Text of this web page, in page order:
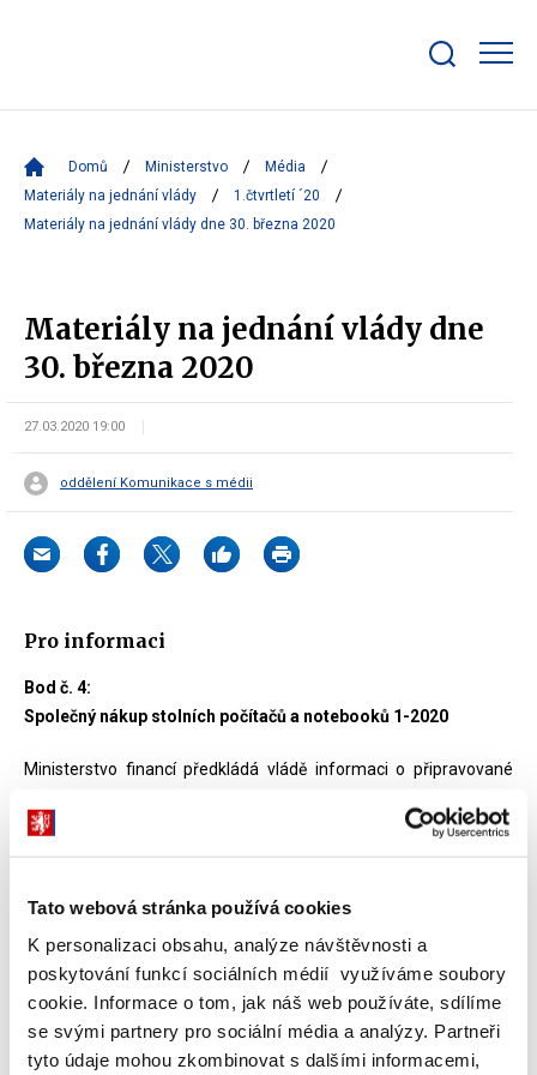
Tato webová stránka používá cookies
K personalizaci obsahu, analýze návštěvnosti a
poskytování funkcí sociálních médií využíváme soubory
cookie. Informace o tom, jak náš web používáte, sdílíme
se svými partnery pro sociální média a analýzy. Partneři
tyto údaje mohou zkombinovat s dalšími informacemi,
bar
Domů Ministerstvo
Média
Materiály na jednání vlády
1.čtvrtletí ´20
Materiály na jednání vlády dne 30. března 2020
Materiály na jednání vlády dne
30. března 2020
27.03.2020 19:00
oddělení Komunikace s médii
Pro informaci
Bod č. 4:
Společný nákup stolních počítačů a notebooků 1-2020
Ministerstvo financí předkládá vládě informaci o připravované
technologií. Ta proběhne v rámci systému centralizovaného
zadávání veřejných zakázek. Předmětem veřejné zakázky je
souvisejícího příslušenství. Do společného nákupu se zapojily
resorty Ministerstva financí, Ministerstva kultury, Ministerstva
školství, mládeže a tělovýchovy, Ministerstva zdravotnictví,
Ministerstva pro místní rozvoj, Ministerstva práce a sociálních
věcí a Českého úřadu zeměměřického a katastrálního a více než
90 subjektů územních samosprávných celků.